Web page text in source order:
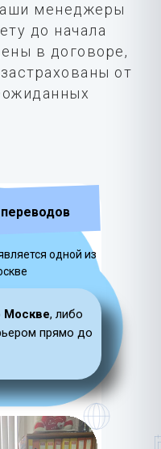
менеджеры
до начала
в договоре,
от
Москве, либо
прямо до
одной из